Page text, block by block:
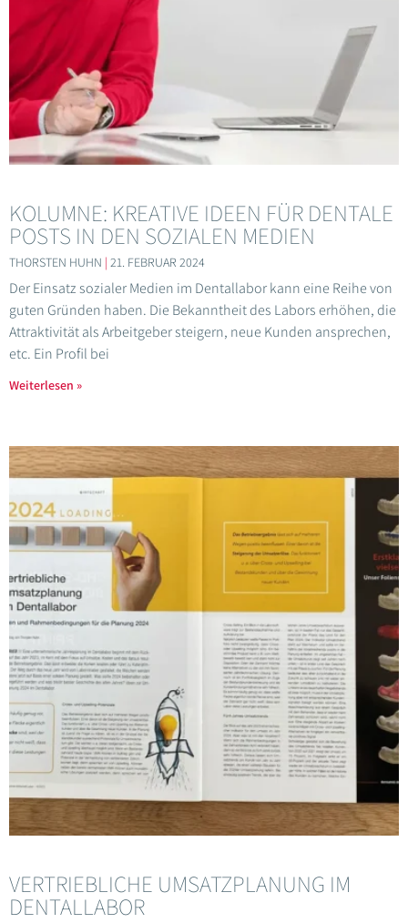
KOLUMNE: KREATIVE IDEEN FÜR DENTALE
POSTS IN DEN SOZIALEN MEDIEN
THORSTEN HUHN 21. FEBRUAR 2024
Der Einsatz sozialer Medien im Dentallabor kann eine Reihe von
guten Gründen haben. Die Bekanntheit des Labors erhöhen, die
Attraktivität als Arbeitgeber steigern, neue Kunden ansprechen,
etc. Ein Profil bei
Weiterlesen »
VERTRIEBLICHE UMSATZPLANUNG IM
DENTALLABOR